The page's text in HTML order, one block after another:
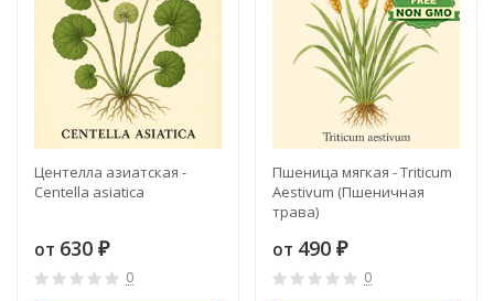
Центелла азиатская -
Centella asiatica
от 630 ₽
0
Пшеница мягкая - Triticum
Aestivum (Пшеничная
трава)
от 490 ₽
0